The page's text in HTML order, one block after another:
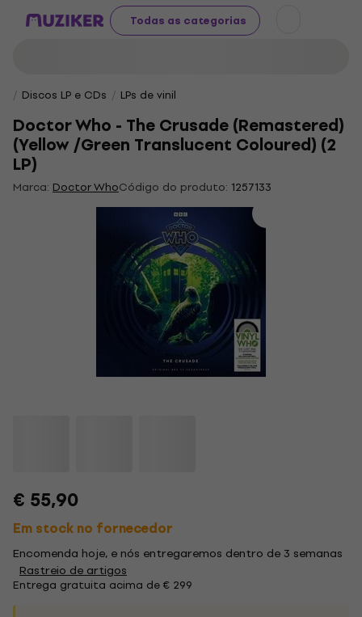
Todas as categorias
Discos LP e CDs LPs de vinil
Doctor Who - The Crusade (Remastered)
(Yellow /Green Translucent Coloured) (2
LP)
Marca: Doctor WhoCódigo do produto: 1257133
€ 55,90
Em stock no fornecedor
Encomenda hoje, e nós entregaremos dentro de 3 semanas
Rastreio de artigos
Entrega gratuita acima de € 299